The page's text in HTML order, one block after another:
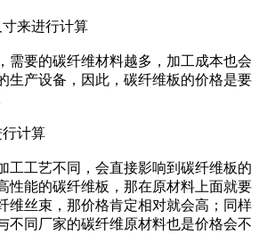
来进行计算
需要的碳纤维材料越多，加工成本也会
生产设备，因此，碳纤维板的价格是要
计算
工工艺不同，会直接影响到碳纤维板的
性能的碳纤维板，那在原材料上面就要
维丝束，那价格肯定相对就会高；同样
不同厂家的碳纤维原材料也是价格会不